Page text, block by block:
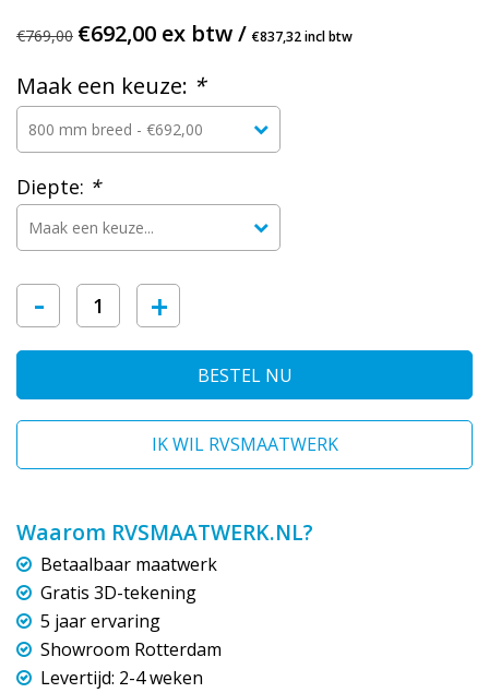
€769,00 €692,00 ex btw /€837,32 incl btw
Maak een keuze: *
Diepte: *
- +
BESTEL NU
IK WIL RVSMAATWERK
Waarom RVSMAATWERK.NL?
Betaalbaar maatwerk
Gratis 3D-tekening
5 jaar ervaring
Showroom Rotterdam
Levertijd: 2-4 weken